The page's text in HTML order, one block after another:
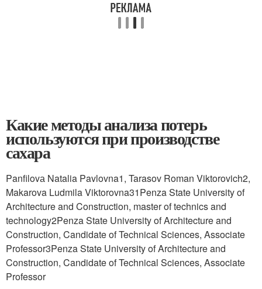
Какие методы анализа потерь
используются при производстве
сахара
Panfilovа Natalia Pavlovna1, Tarasov Roman Viktorovich2,
Makarova Ludmila Viktorovna31Penza State University of
Architecture and Construction, master of technics and
technology2Penza State University of Architecture and
Construction, Candidate of Technical Sciences, Associate
Professor3Penza State University of Architecture and
Construction, Candidate of Technical Sciences, Associate
Professor